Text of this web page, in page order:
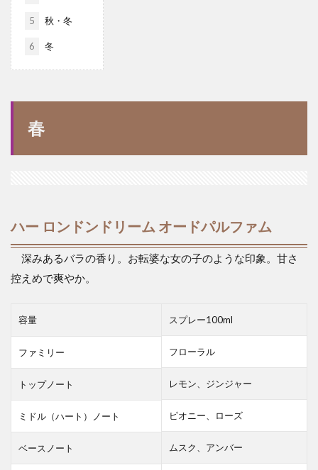
5 秋・冬
6 冬
春
ハー ロンドンドリーム オードパルファム
深みあるバラの香り。お転婆な女の子のような印象。甘さ
控えめで爽やか。
容量 スプレー100ml
ファミリー フローラル
トップノート レモン、ジンジャー
ミドル（ハート）ノート ピオニー、ローズ
ベースノート ムスク、アンバー